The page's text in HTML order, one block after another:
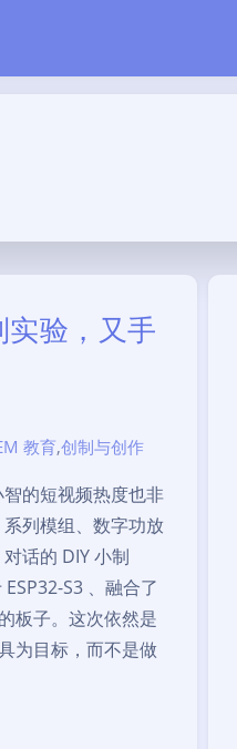
验，又手
教育,创制与创作
的短视频热度也非
列模组、数字功放
话的 DIY 小制
S3 、融合了
板子。这次依然是
为目标，而不是做